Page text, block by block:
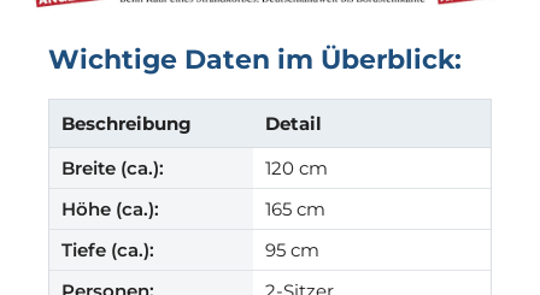
Wichtige Daten im Überblick:
Beschreibung
Detail
Breite (ca.):
120 cm
Höhe (ca.):
165 cm
Tiefe (ca.):
95 cm